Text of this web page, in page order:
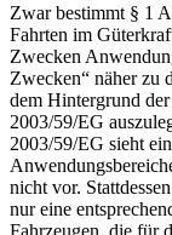
Zwar bestimmt § 1
Fahrten im
Zwecken
Zwecken“ näher zu
dem Hintergrund
2003/59/EG
2003/59/EG sieht
nicht vor.
nur eine
Fahrzeugen, die für